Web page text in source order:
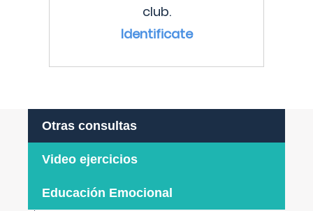
club.
Identificate
Otras consultas
Video ejercicios
Educación Emocional